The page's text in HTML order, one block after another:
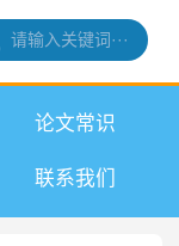
论文常识
联系我们